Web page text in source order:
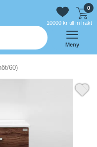
0
10000 kr till fri frakt
Meny
60)